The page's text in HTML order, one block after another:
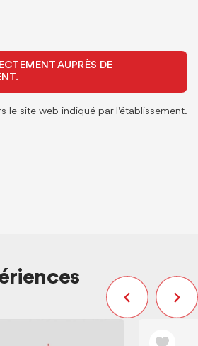
AUPRÈS DE
le site web indiqué par l'établissement.